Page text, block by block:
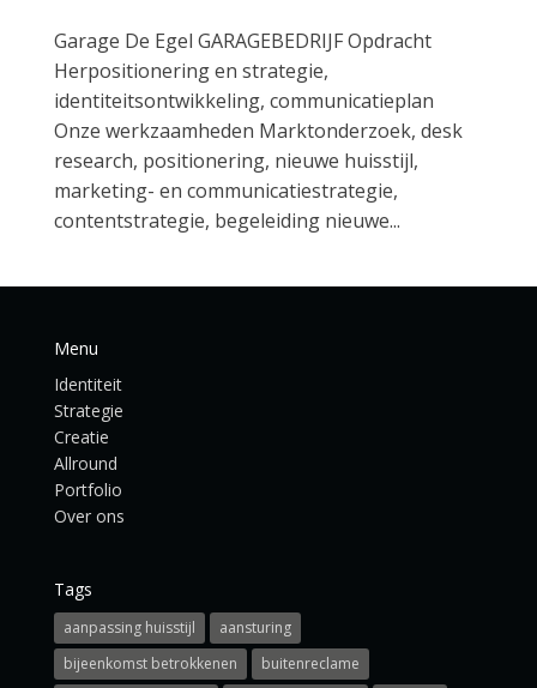
Garage De Egel GARAGEBEDRIJF Opdracht
Herpositionering en strategie,
identiteitsontwikkeling, communicatieplan
Onze werkzaamheden Marktonderzoek, desk
research, positionering, nieuwe huisstijl,
marketing- en communicatiestrategie,
contentstrategie, begeleiding nieuwe...
Menu
Identiteit
Strategie
Creatie
Allround
Portfolio
Over ons
Tags
aanpassing huisstijl
aansturing
bijeenkomst betrokkenen
buitenreclame